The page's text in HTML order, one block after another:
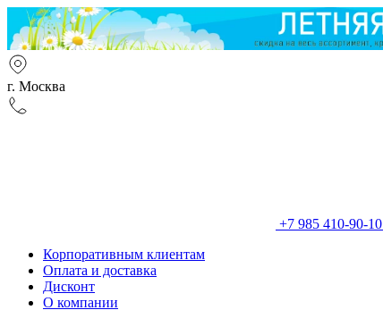
г. Москва
+7 985 410-90-10
Корпоративным клиентам
Оплата и доставка
Дисконт
О компании